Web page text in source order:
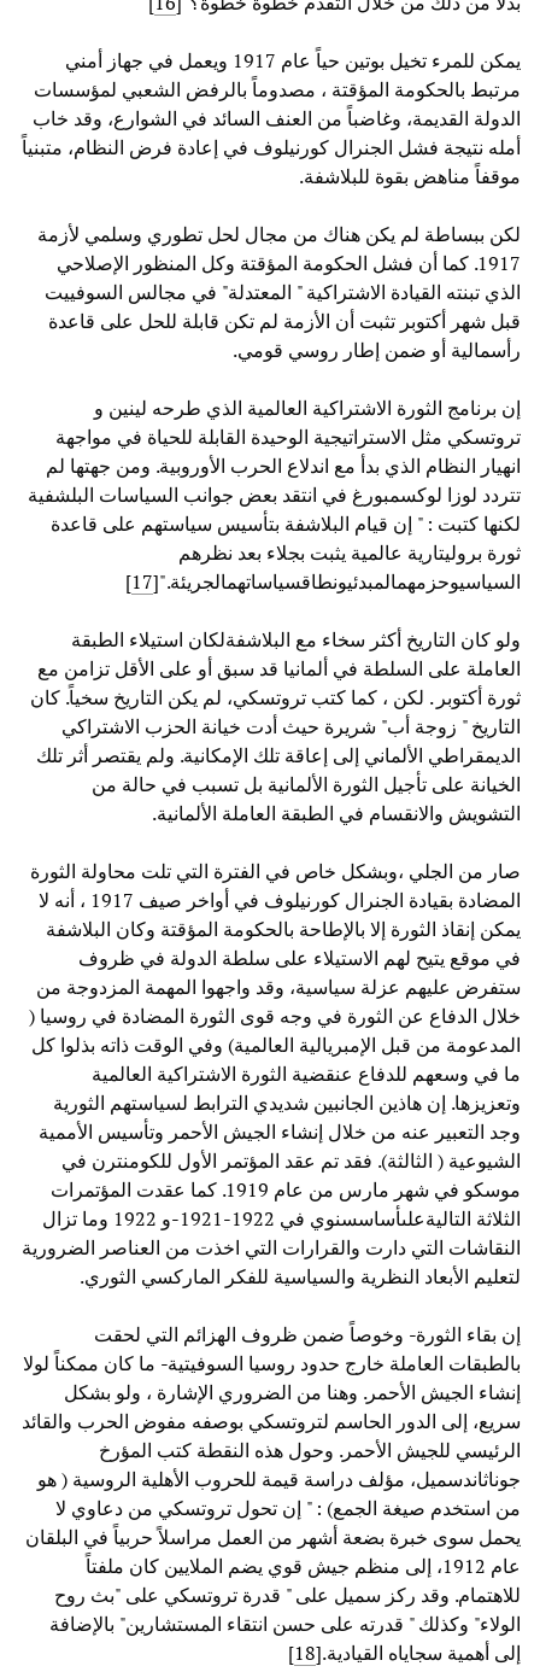
يمكن للمرء تخيل بوتين حياً عام 1917 ويعمل في جهاز أمني
مرتبط بالحكومة المؤقتة ، مصدوماً بالرفض الشعبي لمؤسسات
الدولة القديمة، وغاضباً من العنف السائد في الشوارع، وقد خاب
أمله نتيجة فشل الجنرال كورنيلوف في إعادة فرض النظام، متبنياً
موقفاً مناهض بقوة للبلاشفة.
لكن ببساطة لم يكن هناك من مجال لحل تطوري وسلمي لأزمة
1917. كما أن فشل الحكومة المؤقتة وكل المنظور الإصلاحي
الذي تبنته القيادة الاشتراكية " المعتدلة" في مجالس السوفييت
قبل شهر أكتوبر تثبت أن الأزمة لم تكن قابلة للحل على قاعدة
رأسمالية أو ضمن إطار روسي قومي.
إن برنامج الثورة الاشتراكية العالمية الذي طرحه لينين و
تروتسكي مثل الاستراتيجية الوحيدة القابلة للحياة في مواجهة
انهيار النظام الذي بدأ مع اندلاع الحرب الأوروبية. ومن جهتها لم
تتردد لوزا لوكسمبورغ في انتقد بعض جوانب السياسات البلشفية
لكنها كتبت : " إن قيام البلاشفة بتأسيس سياستهم على قاعدة
ثورة بروليتارية عالمية يثبت بجلاء بعد نظرهم
السياسيوحزمهمالمبدئيونطاقسياساتهمالجريئة."[17
]
ولو كان التاريخ أكثر سخاء مع البلاشفةلكان استيلاء الطبقة
العاملة على السلطة في ألمانيا قد سبق أو على الأقل تزامن مع
ثورة أكتوبر . لكن ، كما كتب تروتسكي، لم يكن التاريخ سخياً. كان
التاريخ " زوجة أب" شريرة حيث أدت خيانة الحزب الاشتراكي
الديمقراطي الألماني إلى إعاقة تلك الإمكانية. ولم يقتصر أثر تلك
الخيانة على تأجيل الثورة الألمانية بل تسبب في حالة من
التشويش والانقسام في الطبقة العاملة الألمانية.
صار من الجلي ،وبشكل خاص في الفترة التي تلت محاولة الثورة
المضادة بقيادة الجنرال كورنيلوف في أواخر صيف 1917 ، أنه لا
يمكن إنقاذ الثورة إلا بالإطاحة بالحكومة المؤقتة وكان البلاشفة
في موقع يتيح لهم الاستيلاء على سلطة الدولة في ظروف
ستفرض عليهم عزلة سياسية، وقد واجهوا المهمة المزدوجة من
خلال الدفاع عن الثورة في وجه قوى الثورة المضادة في روسيا (
المدعومة من قبل الإمبريالية العالمية) وفي الوقت ذاته بذلوا كل
ما في وسعهم للدفاع عنقضية الثورة الاشتراكية العالمية
وتعزيزها. إن هاذين الجانبين شديدي الترابط لسياستهم الثورية
وجد التعبير عنه من خلال إنشاء الجيش الأحمر وتأسيس الأممية
الشيوعية ( الثالثة). فقد تم عقد المؤتمر الأول للكومنترن في
موسكو في شهر مارس من عام 1919. كما عقدت المؤتمرات
الثلاثة التاليةعلىأساسسنوي في 1922-1921-و 1922 وما تزال
النقاشات التي دارت والقرارات التي اخذت من العناصر الضرورية
لتعليم الأبعاد النظرية والسياسية للفكر الماركسي الثوري.
إن بقاء الثورة- وخوصاً ضمن ظروف الهزائم التي لحقت
بالطبقات العاملة خارج حدود روسيا السوفيتية- ما كان ممكناً لولا
إنشاء الجيش الأحمر. وهنا من الضروري الإشارة ، ولو بشكل
سريع، إلى الدور الحاسم لتروتسكي بوصفه مفوض الحرب والقائد
الرئيسي للجيش الأحمر. وحول هذه النقطة كتب المؤرخ
جوناثاندسميل، مؤلف دراسة قيمة للحروب الأهلية الروسية ( هو
من استخدم صيغة الجمع) : " إن تحول تروتسكي من دعاوي لا
يحمل سوى خبرة بضعة أشهر من العمل مراسلاً حربياً في البلقان
عام 1912، إلى منظم جيش قوي يضم الملايين كان ملفتاً
للاهتمام. وقد ركز سميل على " قدرة تروتسكي على "بث روح
الولاء" وكذلك " قدرته على حسن انتقاء المستشارين" بالإضافة
إلى أهمية سجاياه القيادية.[18
]